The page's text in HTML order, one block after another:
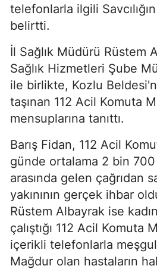
telefonlarla ilgili Savcılığın
belirtti.
İl Sağlık Müdürü Rüstem
Sağlık Hizmetleri Şube
ile birlikte, Kozlu
taşınan 112 Acil Komuta
mensuplarına tanıttı.
Barış Fidan, 112 Acil
günde ortalama 2 bin
arasında gelen çağrıdan
yakınının gerçek ihbar
Rüstem Albayrak ise
çalıştığı 112 Acil Komuta
içerikli telefonlarla
Mağdur olan hastaların